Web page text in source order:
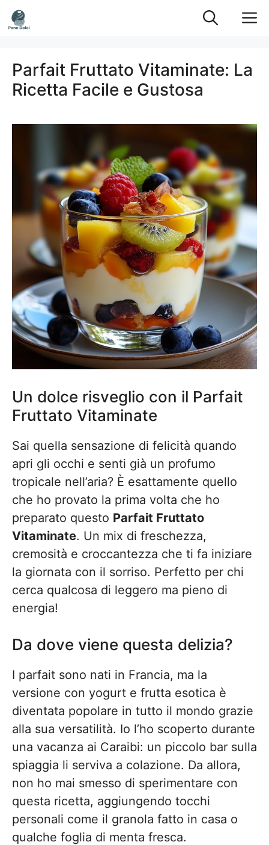
Vai
al
Parfait Fruttato Vitaminate: La
Ricetta Facile e Gustosa
Un dolce risveglio con il Parfait
Fruttato Vitaminate
Sai quella sensazione di felicità quando
apri gli occhi e senti già un profumo
tropicale nell’aria? È esattamente quello
che ho provato la prima volta che ho
preparato questo Parfait Fruttato
Vitaminate. Un mix di freschezza,
cremosità e croccantezza che ti fa iniziare
la giornata con il sorriso. Perfetto per chi
cerca qualcosa di leggero ma pieno di
energia!
Da dove viene questa delizia?
I parfait sono nati in Francia, ma la
versione con yogurt e frutta esotica è
diventata popolare in tutto il mondo grazie
alla sua versatilità. Io l’ho scoperto durante
una vacanza ai Caraibi: un piccolo bar sulla
spiaggia li serviva a colazione. Da allora,
non ho mai smesso di sperimentare con
questa ricetta, aggiungendo tocchi
personali come il granola fatto in casa o
qualche foglia di menta fresca.